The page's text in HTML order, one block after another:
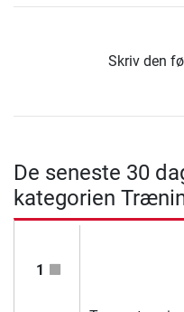
Skriv den
De seneste 30
kategorien
1